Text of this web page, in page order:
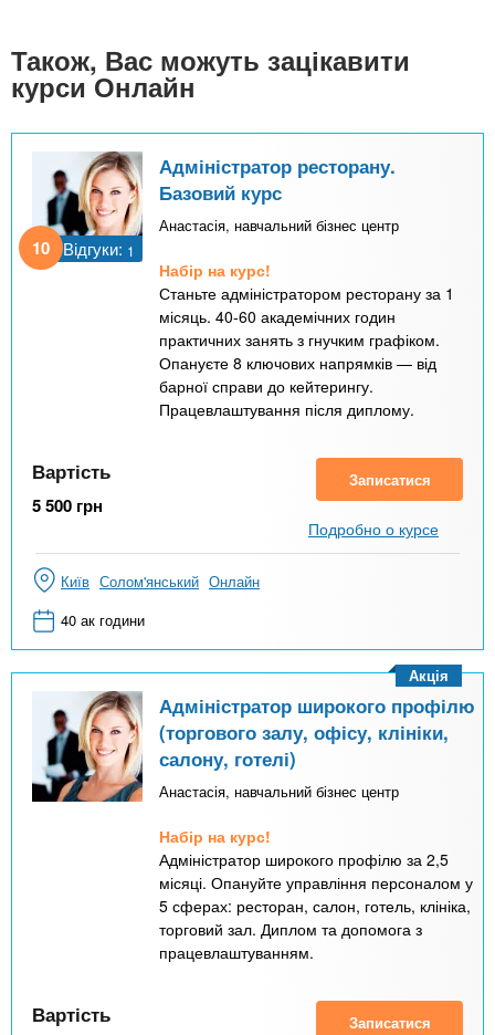
Також, Вас можуть зацікавити
курси Онлайн
10 Відгуки: 1
Адміністратор ресторану.
Базовий курс
Анастасія, навчальний бізнес центр
Набір на курс!
Станьте адміністратором ресторану за 1
місяць. 40-60 академічних годин
практичних занять з гнучким графіком.
Опануєте 8 ключових напрямків — від
барної справи до кейтерингу.
Працевлаштування після диплому.
Вартість
5 500 грн
Записатися
Подробно о курсе
Київ Солом'янський Онлайн
40 ак години
Адміністратор широкого профілю
(торгового залу, офісу, клініки,
салону, готелі)
Анастасія, навчальний бізнес центр
Набір на курс!
Адміністратор широкого профілю за 2,5
місяці. Опануйте управління персоналом у
5 сферах: ресторан, салон, готель, клініка,
торговий зал. Диплом та допомога з
працевлаштуванням.
Акція
Вартість Записатися